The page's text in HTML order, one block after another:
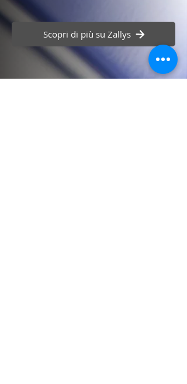
Scopri di più su Zallys